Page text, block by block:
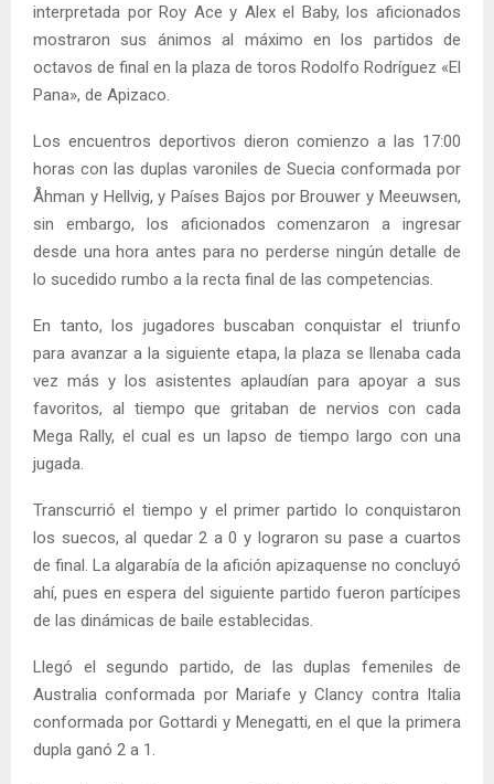
interpretada por Roy Ace y Alex el Baby, los aficionados
mostraron sus ánimos al máximo en los partidos de
octavos de final en la plaza de toros Rodolfo Rodríguez «El
Pana», de Apizaco.
Los encuentros deportivos dieron comienzo a las 17:00
horas con las duplas varoniles de Suecia conformada por
Åhman y Hellvig, y Países Bajos por Brouwer y Meeuwsen,
sin embargo, los aficionados comenzaron a ingresar
desde una hora antes para no perderse ningún detalle de
lo sucedido rumbo a la recta final de las competencias.
En tanto, los jugadores buscaban conquistar el triunfo
para avanzar a la siguiente etapa, la plaza se llenaba cada
vez más y los asistentes aplaudían para apoyar a sus
favoritos, al tiempo que gritaban de nervios con cada
Mega Rally, el cual es un lapso de tiempo largo con una
jugada.
Transcurrió el tiempo y el primer partido lo conquistaron
los suecos, al quedar 2 a 0 y lograron su pase a cuartos
de final. La algarabía de la afición apizaquense no concluyó
ahí, pues en espera del siguiente partido fueron partícipes
de las dinámicas de baile establecidas.
Llegó el segundo partido, de las duplas femeniles de
Australia conformada por Mariafe y Clancy contra Italia
conformada por Gottardi y Menegatti, en el que la primera
dupla ganó 2 a 1.